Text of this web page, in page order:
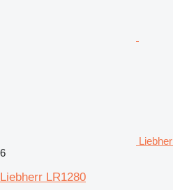
6
Liebherr LR1280